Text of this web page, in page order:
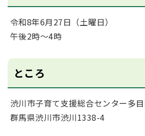
令和8年6月27日（土曜日）
午後2時～4時
ところ
渋川市子育て支援総合センター多
群馬県渋川市渋川1338-4